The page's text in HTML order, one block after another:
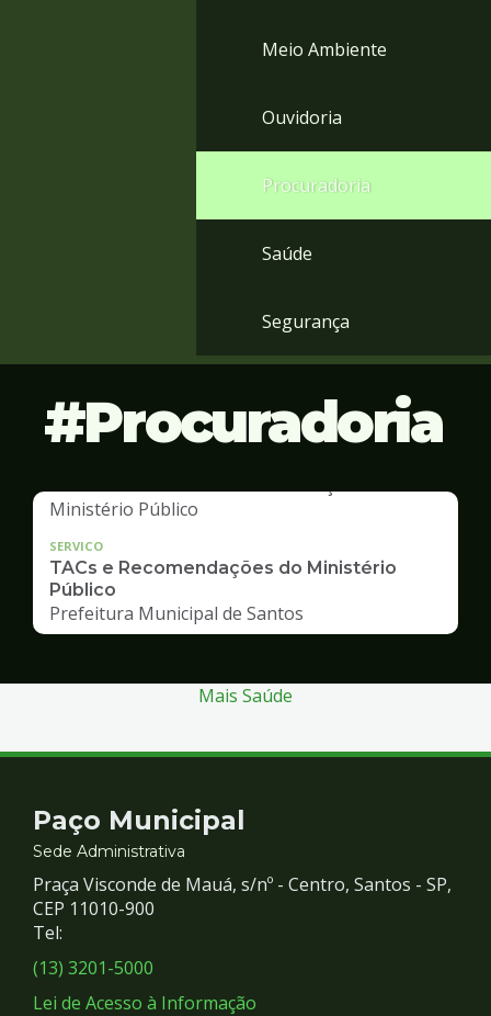
Meio Ambiente
Ouvidoria
Procuradoria
Saúde
Segurança
Procuradoria
SERVICO
TACs e Recomendações do Ministério
Público
Prefeitura Municipal de Santos
Mais Saúde
Contato
e
Redes
Sociais
Paço Municipal
Sede Administrativa
Praça Visconde de Mauá, s/nº - Centro, Santos - SP,
CEP 11010-900
Tel:
(13) 3201-5000
Lei de Acesso à Informação